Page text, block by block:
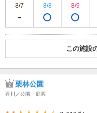
8/7
8/8 8/9
この施設
栗林公園
香川／公園・庭園